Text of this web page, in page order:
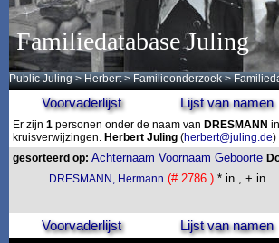
Familiedatabase Juling
Public Juling >Herbert >Familieonderzoek >
Voorvaderlijst Lijst van namen
Er zijn 1 personen onder de naam van DRESMANN
kruisverwijzingen. Herbert Juling (herbert@juling.de)
gesorteerd op: Achternaam Voornaam Geboorte
DRESMANN, Hermann (# 2786 ) * in , + in
Voorvaderlijst Lijst van namen